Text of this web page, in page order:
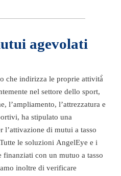
agevolati
che indirizza le proprie attività̀
nel settore dello sport,
l’ampliamento, l’attrezzatura e
ha stipulato una
l’attivazione di mutui a tasso
le soluzioni AngelEye e i
finanziati con un mutuo a tasso
inoltre di verificare